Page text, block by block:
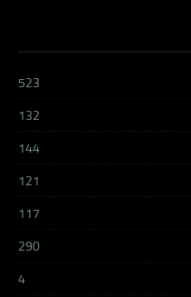
523
132
144
121
117
290
4